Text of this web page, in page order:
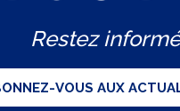
i
t
c
e
u
t
n
k
Restez
VOUS AUX